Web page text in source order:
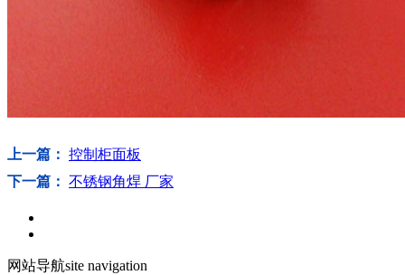
上一篇： 控制柜面板
下一篇： 不锈钢角焊 厂家
网站导航site navigation